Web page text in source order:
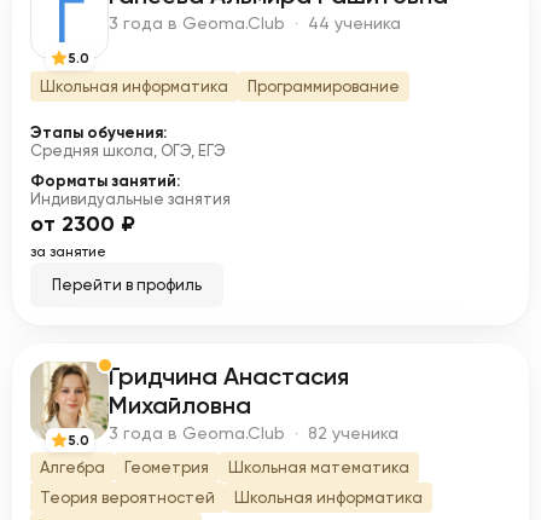
Г
5.0
3 года в Geoma.Club · 44 ученика
Школьная информатика Программирование
Этапы обучения:
Средняя школа, ОГЭ, ЕГЭ
Форматы занятий:
Индивидуальные занятия
от 2300 ₽
за занятие
Перейти в профиль
Г
5.0
Гридчина Анастасия
Михайловна
3 года в Geoma.Club · 82 ученика
Алгебра Геометрия
Школьная математика
Теория вероятностей
Школьная информатика